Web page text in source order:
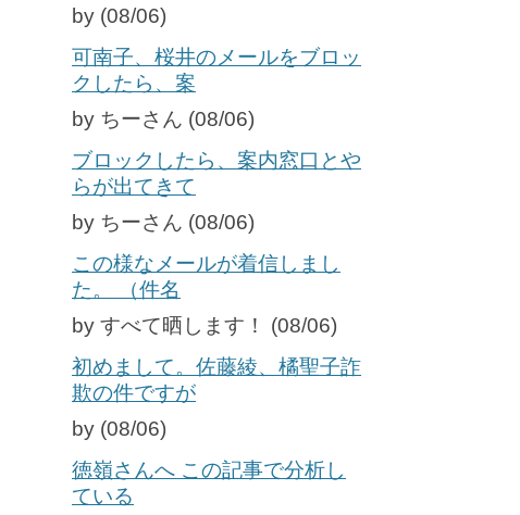
by (08/06)
可南子、桜井のメールをブロッ
クしたら、案
by ちーさん (08/06)
ブロックしたら、案内窓口とや
らが出てきて
by ちーさん (08/06)
この様なメールが着信しまし
た。 （件名
by すべて晒します！ (08/06)
初めまして。佐藤綾、橘聖子詐
欺の件ですが
by (08/06)
徳嶺さんへ この記事で分析し
ている